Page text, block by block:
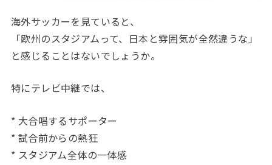
海外サッカーを見ていると、
「欧州のスタジアムって、日本と雰囲気が全然違うな」
と感じることはないでしょうか。
特にテレビ中継では、
* 大合唱するサポーター
* 試合前からの熱狂
* スタジアム全体の一体感